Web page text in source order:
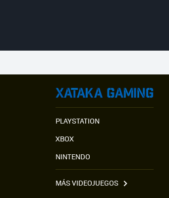
PLAYSTATION
XBOX
NINTENDO
MÁS VIDEOJUEGOS